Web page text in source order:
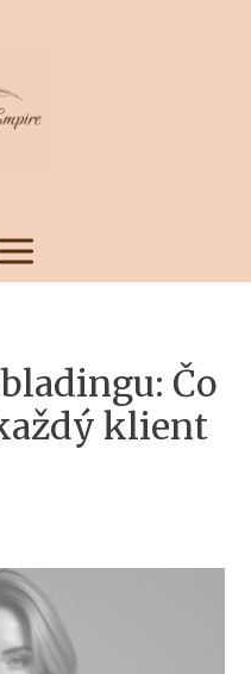
Čo
klient